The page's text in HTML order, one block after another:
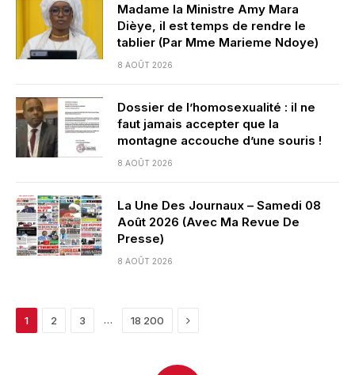
Madame la Ministre Amy Mara
Dièye, il est temps de rendre le
tablier (Par Mme Marieme Ndoye)
8 AOÛT 2026
Dossier de l’homosexualité : il ne
faut jamais accepter que la
montagne accouche d’une souris !
8 AOÛT 2026
La Une Des Journaux – Samedi 08
Août 2026 (Avec Ma Revue De
Presse)
8 AOÛT 2026
1 2 3 … 18 200 Next